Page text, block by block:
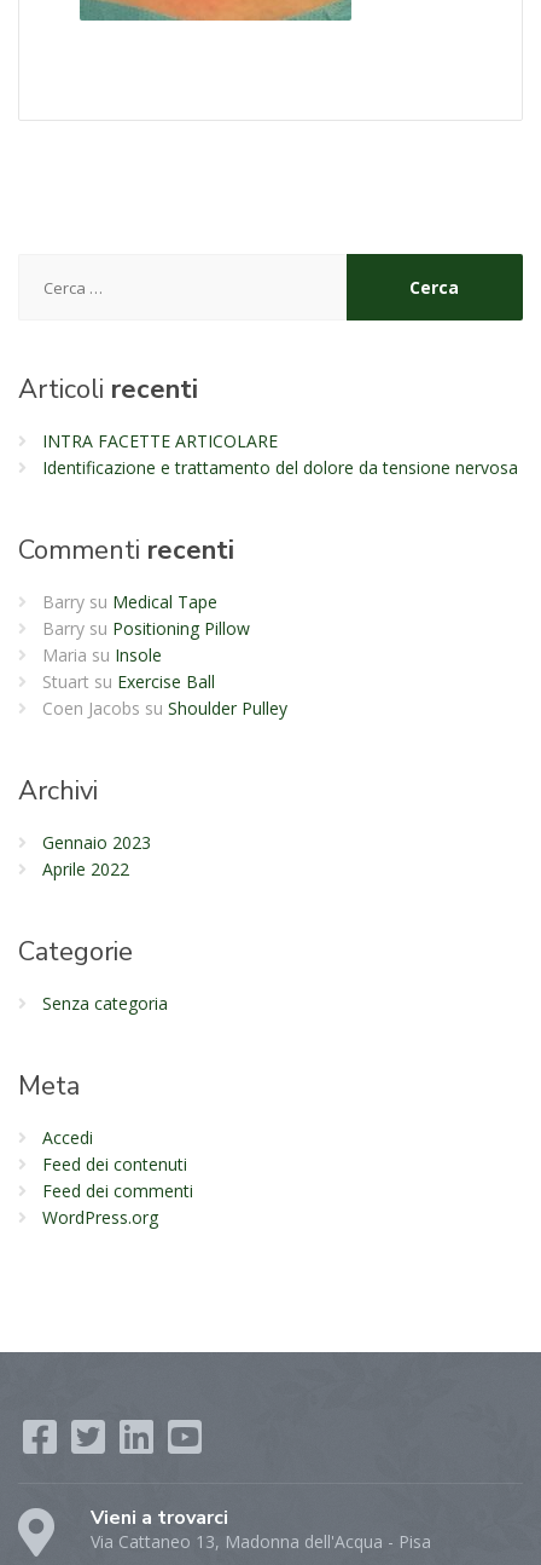
per:
Articoli recenti
INTRA FACETTE ARTICOLARE
Identificazione e trattamento del dolore da tensione nervosa
Commenti recenti
Barry su Medical Tape
Barry su Positioning Pillow
Maria su Insole
Stuart su Exercise Ball
Coen Jacobs su Shoulder Pulley
Archivi
Gennaio 2023
Aprile 2022
Categorie
Senza categoria
Meta
Accedi
Feed dei contenuti
Feed dei commenti
WordPress.org
Vieni a trovarci
Via Cattaneo 13, Madonna dell'Acqua - Pisa